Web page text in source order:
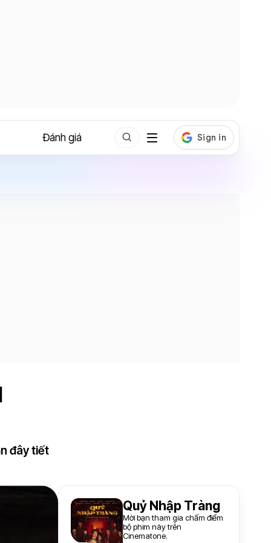
Đánh giá
đây tiết
Quỷ Nhập Tràng
Mời bạn tham gia chấm điểm
bộ phim này trên
Cinematone.